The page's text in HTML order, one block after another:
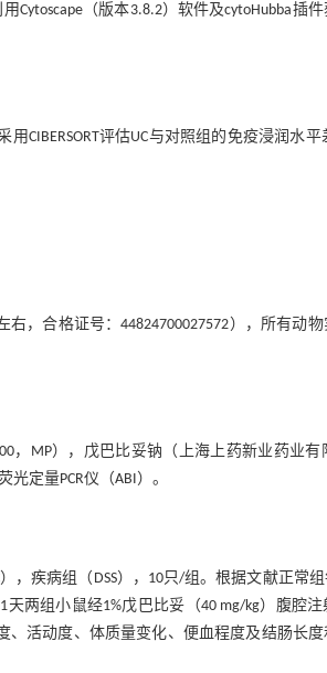
（版本3.8.2）软件及cytoHubba插
CIBERSORT评估UC与对照组的免疫浸润水
右，合格证号：44824700027572），所有动
，MP），戊巴比妥钠（上海上药新业药业有
光定量PCR仪（ABI）。
，疾病组（DSS），10只/组。根据文献正常
天两组小鼠经1%戊巴比妥（40 mg/kg）腹腔
活动度、体质量变化、便血程度及结肠长